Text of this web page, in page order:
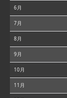
6月
7月
8月
9月
10月
11月